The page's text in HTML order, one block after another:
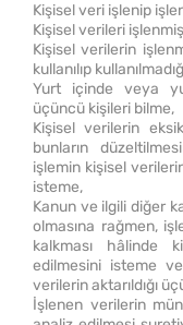
Kişisel veri işlenip
Kişisel verileri
Kişisel verilerin
kullanılıp
Yurt içinde veya
üçüncü kişileri bilme,
Kişisel verilerin
bunların
işlemin kişisel
isteme,
Kanun ve ilgili diğer
olmasına rağmen,
kalkması hâlinde
edilmesini isteme
verilerin aktarıldığı
İşlenen verilerin